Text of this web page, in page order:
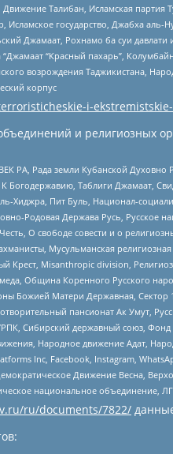
Талибан, Исламская
Исламское государство, Джабха
Джамаат, Рохнамо ба суи
“Джамаат “Красный пахарь”,
возрождения Таджикистана,
корпус
i-
и религиозных
РА, Рада земли Кубанской
Богодержавию, Таблиги Джамаат,
Хиджра, Пит Буль, Национал-
Родовая Держава Русь, Русское
О свободе совести и о
Мусульманская
Крест, Misanthropic division,
Община Коренного Русского
Божией Матери Державная,
пансионат Ак Умут,
Сибирский державный союз,
Народное движение Адат,
Inc, Facebook, Instagram,
Движение Весна,
национальное объединение,
ru/documents/7822/